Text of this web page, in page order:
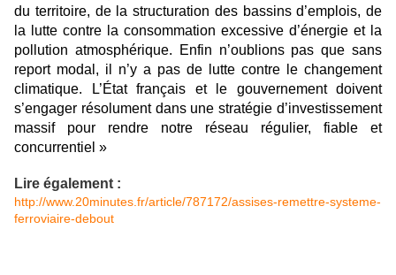
du territoire, de la structuration des bassins d’emplois, de
la lutte contre la consommation excessive d’énergie et la
pollution atmosphérique. Enfin n’oublions pas que sans
report modal, il n’y a pas de lutte contre le changement
climatique. L’État français et le gouvernement doivent
s’engager résolument dans une stratégie d’investissement
massif pour rendre notre réseau régulier, fiable et
concurrentiel »
Lire également :
http://www.20minutes.fr/article/787172/assises-remettre-systeme-
ferroviaire-debout